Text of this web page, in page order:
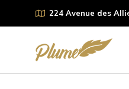
224 Avenue des